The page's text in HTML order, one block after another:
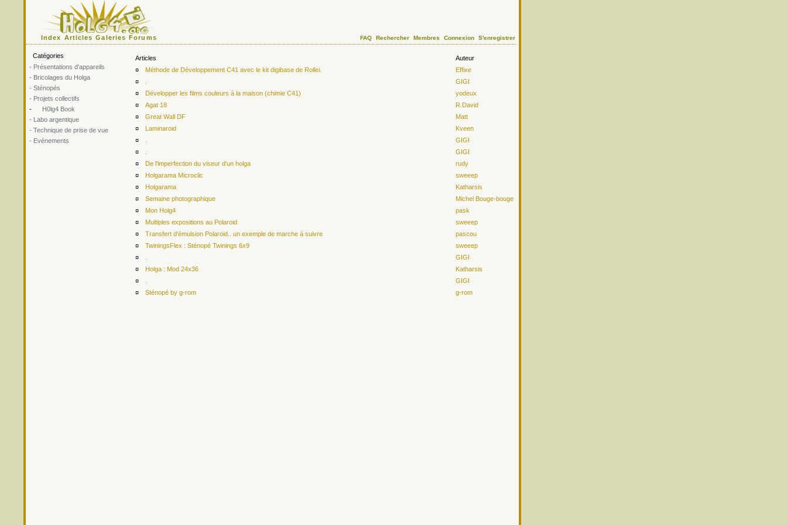
Index Articles Galeries Forums FAQ Rechercher Membres Connexion S'enregistrer
Catégories
- Présentations d'appareils
- Bricolages du Holga
- Sténopés
- Projets collectifs
-
H0lg4 Book
- Labo argentique
- Technique de prise de vue
- Evénements
Articles
Auteur
¤
Méthode de Développement C41 avec le kit digibase de Rollei.
Effixe
¤
GIGI
¤
Développer les films couleurs à la maison (chimie C41)
yodeux
¤
Agat 18
R.David
¤
Great Wall DF
Matt
¤
Laminaroid
Kveen
¤
GIGI
¤
GIGI
¤
De l'imperfection du viseur d'un holga
rudy
¤
Holgarama Microclic
sweeep
¤
Holgarama
Katharsis
¤
Semaine photographique
Michel Bouge-bouge
¤
Mon Holg4
pask
¤
Multiples expositions au Polaroid
sweeep
¤
Transfert d'émulsion Polaroid.. un exemple de marche à suivre
pascou
¤
TwiningsFlex : Sténopé Twinings 6x9
sweeep
¤
GIGI
¤
Holga : Mod 24x36
Katharsis
¤
GIGI
¤
Sténopé by g-rom g-rom